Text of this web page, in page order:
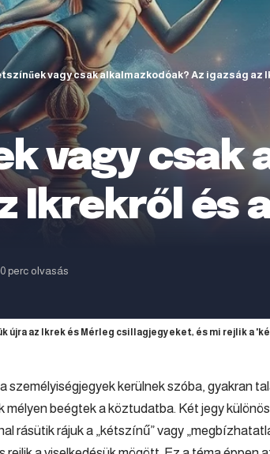
vagy csak alkalmazkodóak? Az igazság az
vagy csak
Ikrekről és
perc olvasás
újra az Ikrek és Mérleg csillagjegyeket, és mi rejlik a
személyiségjegyek kerülnek szóba, gyakran
beégtek a köztudatba. Két jegy
rásütik rájuk a „kétszínű” vagy